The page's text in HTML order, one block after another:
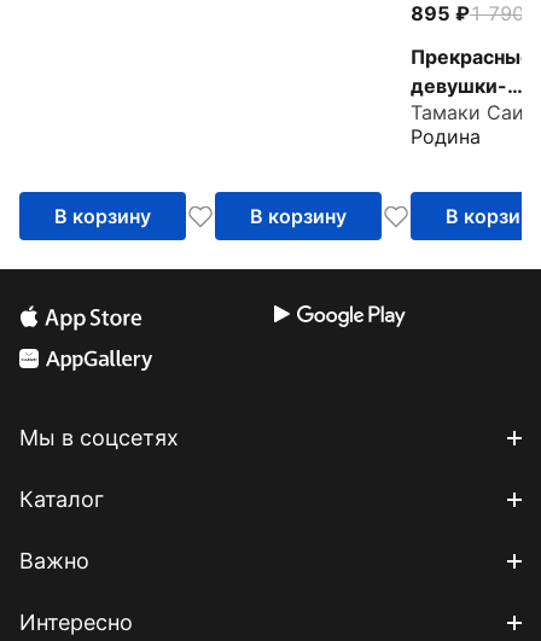
В корзину В корзину
895 1 790
Прекрасные
девушки-
Аниме как
желания,
свободы
Тамаки
Родина
В корзину
Мы в соцсетях
Каталог
Важно
Интересно